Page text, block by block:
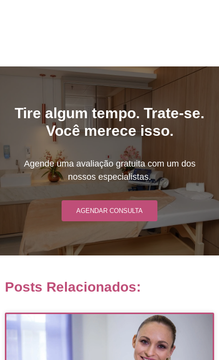
Tire algum tempo. Trate-se.
Você merece isso.
Agende uma avaliação gratuita com um dos
nossos especialistas.
AGENDAR CONSULTA
Posts Relacionados: